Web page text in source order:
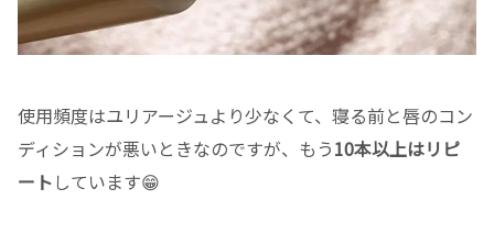
使用頻度はユリアージュより少なくて、寝る前と唇のコン
ディションが悪いときなのですが、もう10本以上はリピ
ート しています😁